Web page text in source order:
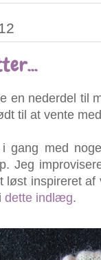
en nederdel til
til at vente
gang med
Jeg
løst inspireret
dette indlæg.